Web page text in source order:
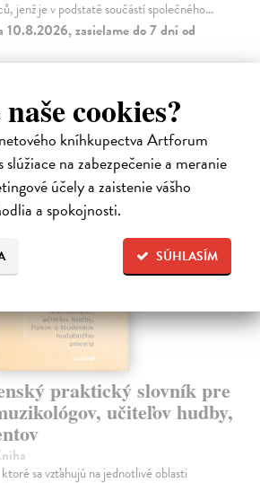
cookies?
kníhkupectva Artforum
na zabezpečenie a meranie
účely a zaistenie vášho
a spokojnosti.
SÚHLASÍM
jenž je v podstatě součástí společného…
10.8.2026, zasielame do 7 dní od
praktický slovník pre
učiteľov hudby,
sa vzťahujú na jednotlivé oblasti